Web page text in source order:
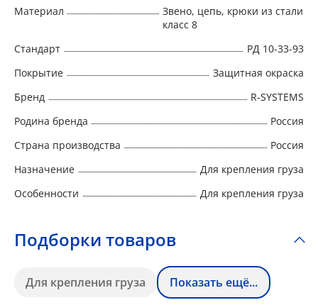
Материал
Звено, цепь, крюки из стали
класс 8
Стандарт
РД 10-33-93
Покрытие
Защитная окраска
Бренд
R-SYSTEMS
Родина бренда
Россия
Страна производства
Россия
Назначение
Для крепления груза
Особенности
Для крепления груза
Подборки товаров
Для крепления груза Показать ещё...